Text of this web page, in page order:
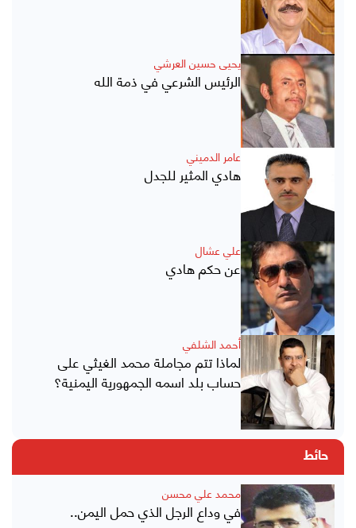
يحيى حسين العرشي
الرئيس الشرعي في ذمة الله
عامر الدميني
هادي المثير للجدل
علي عشال
عن حكم هادي
أحمد الشلفي
لماذا تتم مجاملة محمد الغيثي على
حساب بلد اسمه الجمهورية اليمنية؟
حائط
محمد علي محسن
في وداع الرجل الذي حمل اليمن..